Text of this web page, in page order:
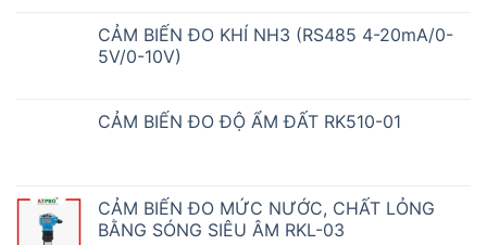
CẢM BIẾN ĐO KHÍ NH3 (RS485 4-20mA/0-
5V/0-10V)
CẢM BIẾN ĐO ĐỘ ẨM ĐẤT RK510-01
CẢM BIẾN ĐO MỨC NƯỚC, CHẤT LỎNG
BẰNG SÓNG SIÊU ÂM RKL-03